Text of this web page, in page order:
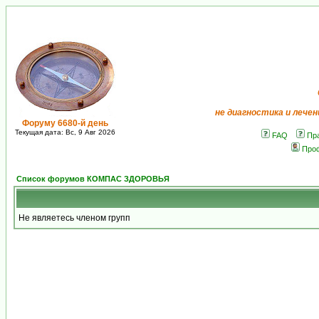
Форуму 6680-й день
Текущая дата: Вс, 9 Авг 2026
не диагностика и
FAQ
Список форумов КОМПАС ЗДОРОВЬЯ
Не являетесь членом групп